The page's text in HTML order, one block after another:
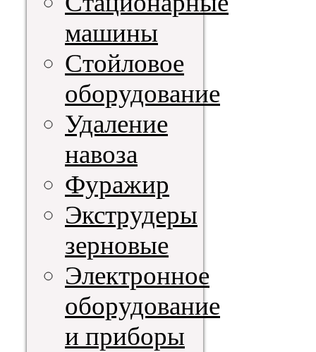
машины
Стойловое
оборудование
Удаление
навоза
Фуражир
Экструдеры
зерновые
Электронное
оборудование
и приборы